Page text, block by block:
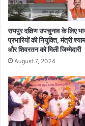
आ
स
मा
प
न
,
भि
न्न
प्र
ति
यो
रायपुर दक्षिण उपचुनाव के लिए
प्रभारियों की नियुक्ति, मंत्री
और शिवरतन को मिली जिम्मेदारी
August 7, 2024